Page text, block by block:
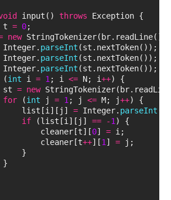
input() throws Exception {
t = 0;
new StringTokenizer(br.readLine());
Integer. parseInt (st.nextToken());
Integer. parseInt (st.nextToken());
Integer. parseInt (st.nextToken());
(int i = 1 ; i <= N; i++) {
= new
for (int j = 1 ; j <= M; j++) {
= Integer. parseInt
if (list[i][j] == -1 ) {
0] = i;
++][1 ] = j;